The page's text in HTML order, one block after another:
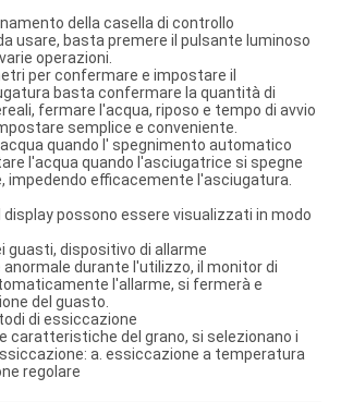
della casella di controllo
usare, basta premere il pulsante luminoso
operazioni.
per confermare e impostare il
basta confermare la quantità di
fermare l'acqua, riposo e tempo di avvio
semplice e conveniente.
quando l' spegnimento automatico
l'acqua quando l'asciugatrice si spegne
impedendo efficacemente l'asciugatura.
display possono essere visualizzati in modo
guasti, dispositivo di allarme
durante l'utilizzo, il monitor di
l'allarme, si fermerà e
del guasto.
di essiccazione
caratteristiche del grano, si selezionano i
a. essiccazione a temperatura
regolare